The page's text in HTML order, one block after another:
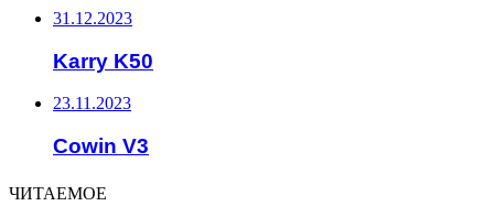
31.12.2023
Karry K50
23.11.2023
Cowin V3
ЧИТАЕМОЕ